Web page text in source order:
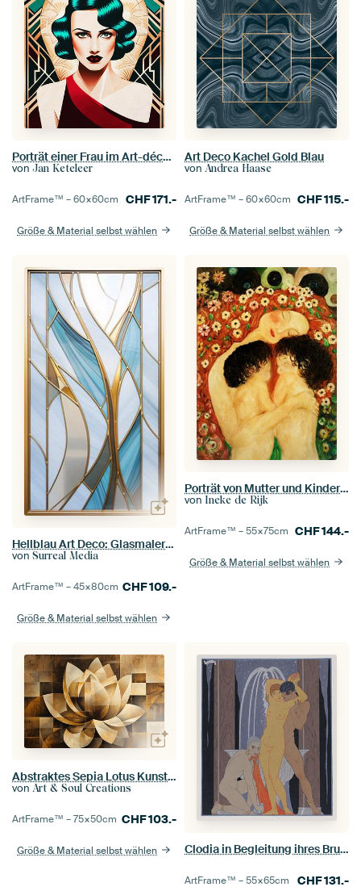
Porträt einer Frau im Art-déco-Stil
von Jan Keteleer
ArtFrame™ –60×60cm CHF171.-
Größe & Material selbst wählen
Art Deco Kachel Gold Blau
von Andrea Haase
ArtFrame™ –60×60cm CHF115.-
Größe & Material selbst wählen
Hellblau Art Deco: Glasmalerei mit Gold
von Surreal Media
ArtFrame™ –45×80cm CHF109.-
Größe & Material selbst wählen
Porträt von Mutter und Kindern, inspiriert von Gustav Klimt.
von Ineke de Rijk
ArtFrame™ –55×75cm CHF144.-
Größe & Material selbst wählen
Abstraktes Sepia Lotus Kunstwerk
von Art & Soul Creations
ArtFrame™ –75×50cm CHF103.-
Größe & Material selbst wählen Clodia in Begleitung ihres Bruders, George Barbier
ArtFrame™ –55×65cm CHF131.-